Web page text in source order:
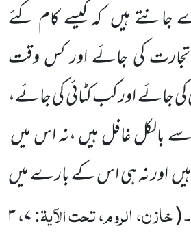
جانتے ہیں کہ کیسے کام کئے
کی جائے اور کس وقت
کی جائے اور کب کٹائی کی جائے،
بالکل غافل ہیں ،نہ اس میں
اور نہ ہی اس کے بارے میں
(خازن، الروم، تحت الآیۃ:۷،۳